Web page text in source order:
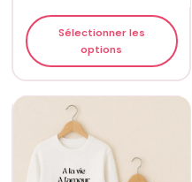
Sélectionner les
options